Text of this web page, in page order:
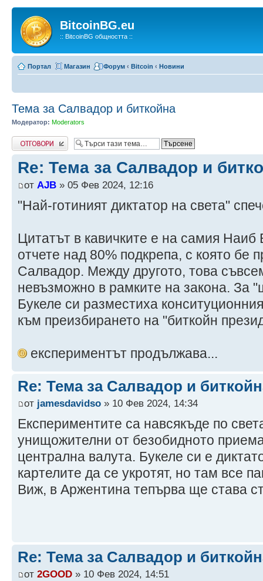
BitcoinBG.eu
:: BitcoinBG общността ::
Портал Магазин Форум ‹ Bitcoin ‹ Новини
Тема за Салвадор и биткойна
Модератор: Moderators
Напиши коментар
Re: Тема за Салвадор и
от AJB » 05 Фев 2024, 12:16
"Най-готиният диктатор на света"
Цитатът в кавичките е на самия Наиб
отчете над 80% подкрепа, с която бе
Салвадор. Между другото, това
невъзможно в рамките на закона. За
Букеле си разместиха
към преизбирането на "биткойн
експериментът продължава...
Re: Тема за Салвадор и
от jamesdavidso » 10 Фев 2024, 14:34
Експериментите са навсякъде по
унищожителни от безобидното
централна валута. Букеле си е
картелите да се укротят, но там все
Виж, в Аржентина тепърва ще става
Re: Тема за Салвадор и
от 2GOOD » 10 Фев 2024, 14:51